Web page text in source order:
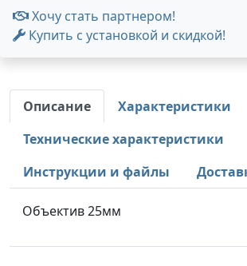
Хочу стать партнером!
Купить с установкой и скидкой!
Описание
Характеристики
Технические характеристики
Инструкции и файлы
Объектив 25мм